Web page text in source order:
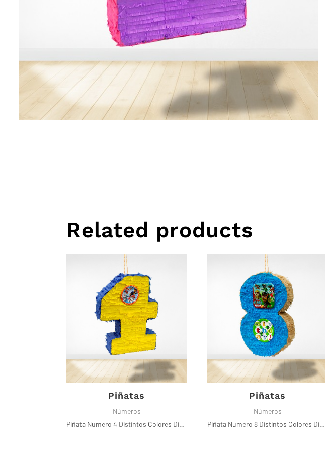
Related products
Piñatas
Números
Piñata Numero 4 Distintos Colores Disponibles
Piñatas
Números
Piñata Numero 8 Distintos Colores Disponibles